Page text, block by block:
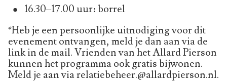
16.30–17.00 uur: borrel
*Heb je een persoonlijke uitnodiging voor dit
evenement ontvangen, meld je dan aan via de
link in de mail. Vrienden van het Allard Pierson
kunnen het programma ook gratis bijwonen.
Meld je aan via relatiebeheer.@allardpierson.nl.